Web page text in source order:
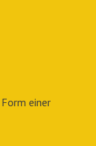
einer